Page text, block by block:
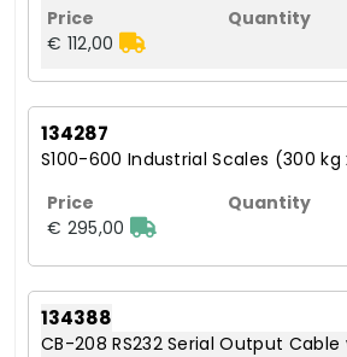
€ 112,00
134287
S100-600 Industrial Scales (300 kg
€ 295,00
134388
CB-208 RS232 Serial Output